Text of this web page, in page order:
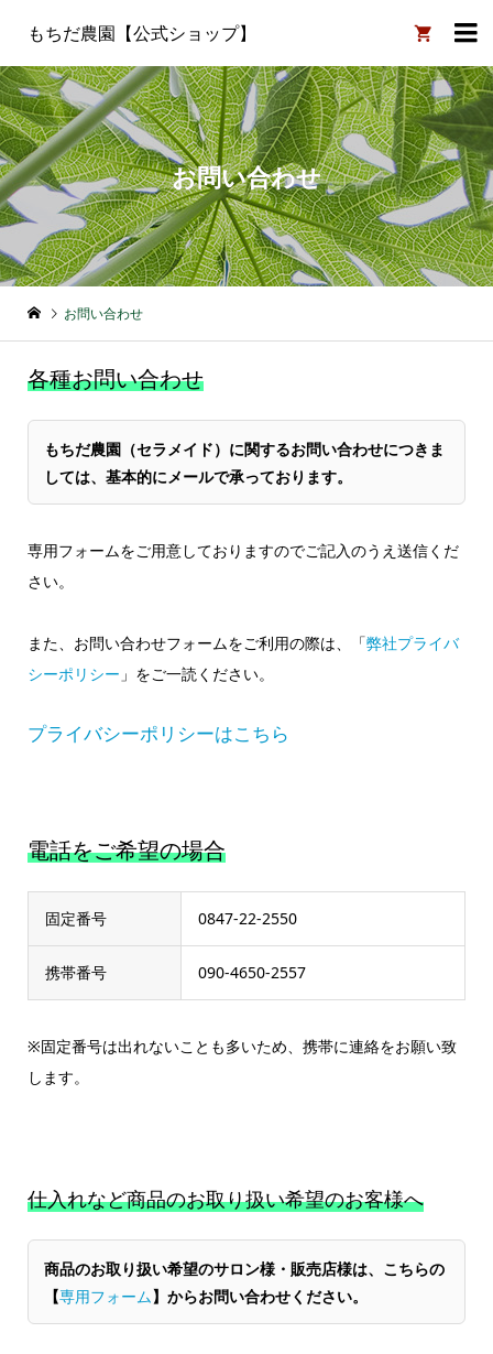
もちだ農園【公式ショップ】 
お問い合わせ
お問い合わせ
各種お問い合わせ
もちだ農園（セラメイド）に関するお問い合わせにつきま
しては、基本的にメールで承っております。
専用フォームをご用意しておりますのでご記入のうえ送信くだ
さい。
また、お問い合わせフォームをご利用の際は、「弊社プライバ
シーポリシー 」をご一読ください。
プライバシーポリシーはこちら
電話をご希望の場合
固定番号 0847-22-2550
携帯番号 090-4650-2557
※固定番号は出れないことも多いため、携帯に連絡をお願い致
します。
仕入れなど商品のお取り扱い希望のお客様へ
商品のお取り扱い希望のサロン様・販売店様は、こちらの
【専用フォーム】からお問い合わせください。